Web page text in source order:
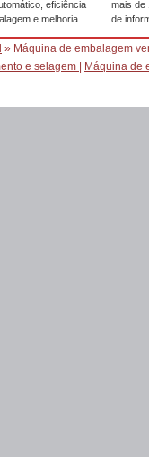
eficiência
e melhoria...
mais de
de
» Máquina de embalagem
e selagem
Máquina de